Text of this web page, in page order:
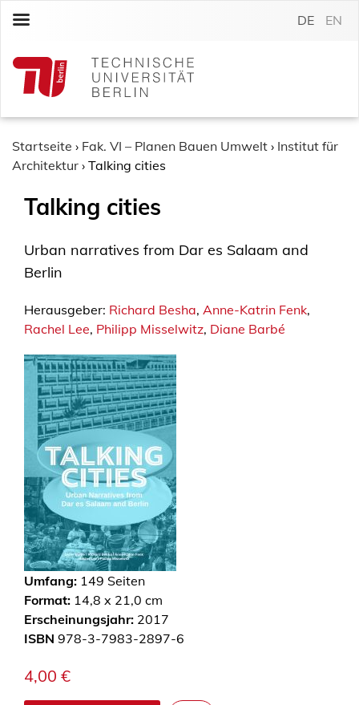
c
DE EN
Startseite › Fak. VI – Planen Bauen Umwelt › Institut für
Architektur › Talking cities
Talking cities
Urban narratives from Dar es Salaam and
Berlin
Herausgeber: Richard Besha, Anne-Katrin Fenk,
Rachel Lee, Philipp Misselwitz, Diane Barbé
Umfang: 149 Seiten
Format: 14,8 x 21,0 cm
Erscheinungsjahr: 2017
ISBN 978-3-7983-2897-6
4,00 €